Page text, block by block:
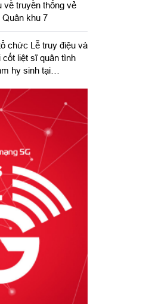
truyền thống vẻ
khu 7
chức Lễ truy điệu và
cốt liệt sĩ quân tình
hy sinh tại